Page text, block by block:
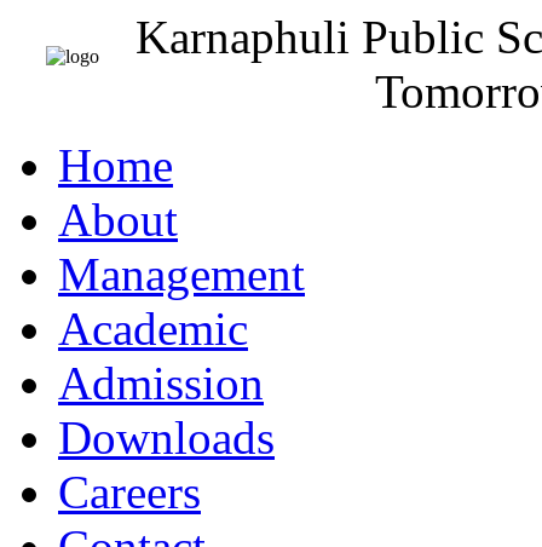
Karnaphuli Public
Home
About
Management
Academic
Admission
Downloads
Careers